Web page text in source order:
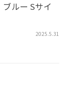
ルー Sサイ
2025.5.31